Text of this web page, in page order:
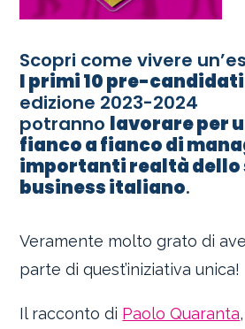
Scopri come vivere
I primi 10 pre-candidati
edizione 2023-2024
potranno lavorare per
fianco a fianco di
importanti realtà dello
business italiano.
Veramente molto grato di
parte di quest’iniziativa unica!
Il racconto di Paolo Quaranta